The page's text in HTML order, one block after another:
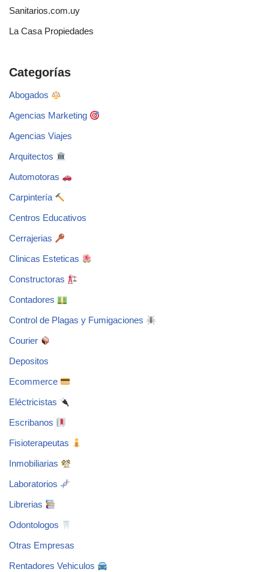
Sanitarios.com.uy
La Casa Propiedades
Categorías
Abogados
Agencias Marketing
Agencias Viajes
Arquitectos
Automotoras
Carpintería
Centros Educativos
Cerrajerias
Clinicas Esteticas
Constructoras
Contadores
Control de Plagas y Fumigaciones
Courier
Depositos
Ecommerce
Eléctricistas
Escribanos
Fisioterapeutas
Inmobiliarias
Laboratorios
Librerias
Odontologos
Otras Empresas
Rentadores Vehiculos